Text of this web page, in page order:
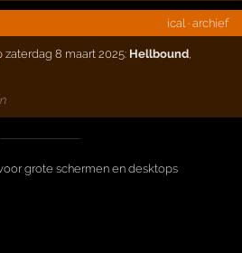
ical· archief
8 maart 2025: Hellbound,
grote schermen en desktops